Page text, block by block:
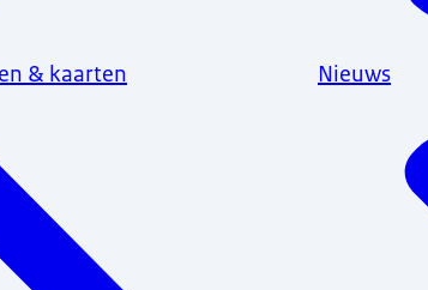
& kaarten Nieuws